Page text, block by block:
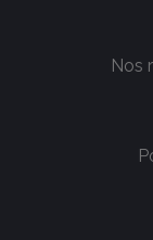
Nos